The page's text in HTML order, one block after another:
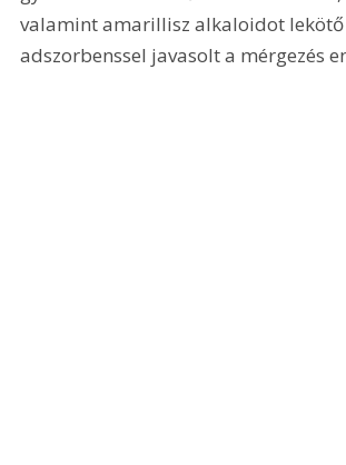
valamint amarillisz alkaloidot lekötő
adszorbenssel javasolt a mérgezés